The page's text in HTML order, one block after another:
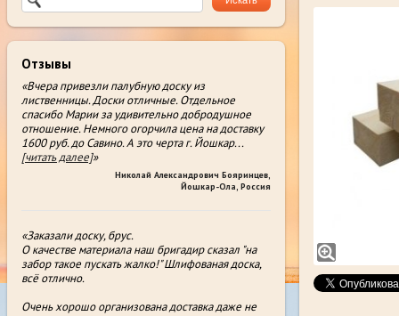
Отзывы
«Вчера привезли палубную доску из
лиственницы. Доски отличные. Отдельное
спасибо Марии за удивительно добродушное
отношение. Немного огорчила цена на доставку
1600 руб. до Савино. А это черта г. Йошкар...
[читать далее]»
Николай Александрович Бояринцев
Йошкар-Ола, Россия
«Заказали доску, брус.
О качестве материала наш бригадир сказал "на
забор такое пускать жалко!" Шлифованая доска,
всë отлично.
Очень хорошо организована доставка даже не